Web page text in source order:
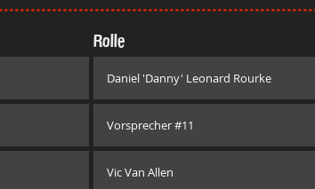
Rolle
Daniel 'Danny' Leonard Rourke
Vorsprecher #11
Vic Van Allen